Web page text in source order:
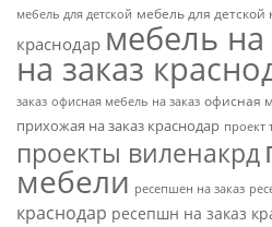
мебель для детской мебель для детской
краснодар мебель на
на заказ
заказ офисная мебель на заказ офисная
прихожая на заказ краснодар проект
проекты виленакрд
мебели ресепшен на заказ
краснодар ресепшн на заказ